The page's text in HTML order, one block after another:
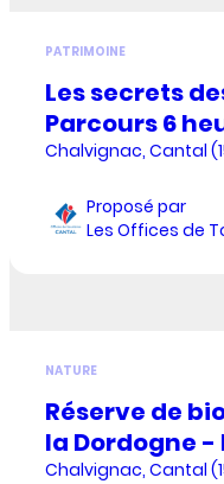
PATRIMOINE
Les secrets
Parcours 6
Chalvignac, Cantal
Proposé par
Les Offices de
NATURE
Réserve de
la Dordogne -
Chalvignac, Cantal